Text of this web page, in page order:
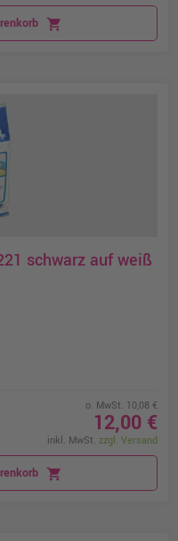
shopping_cart
schwarz auf weiß
o. MwSt. 10,08 €
12,00 €
inkl. MwSt. zzgl. Versand
shopping_cart